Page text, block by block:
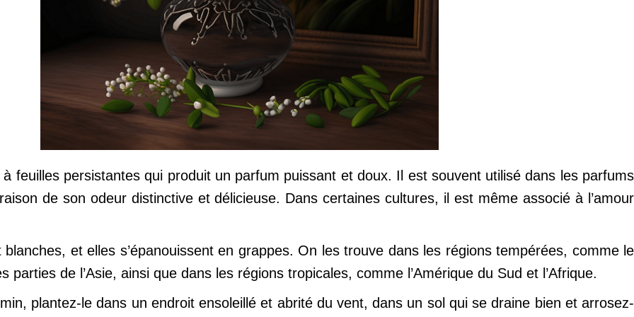
feuilles persistantes qui produit un parfum puissant et doux. Il est souvent utilisé dans les parfums
de son odeur distinctive et délicieuse. Dans certaines cultures, il est même associé à l’amour
et elles s’épanouissent en grappes. On les trouve dans les régions tempérées, comme le
parties de l’Asie, ainsi que dans les régions tropicales, comme l’Amérique du Sud et l’Afrique.
plantez-le dans un endroit ensoleillé et abrité du vent, dans un sol qui se draine bien et arrosez-